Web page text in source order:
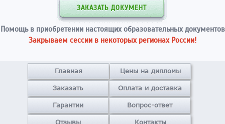
ЗАКАЗАТЬ ДОКУМЕНТ
Помощь в приобретении настоящих образовательных документов
Закрываем сессии в некоторых регионах России!
Главная Цены на дипломы
Заказать Оплата и доставка
Гарантии Вопрос-ответ
Отзывы Контакты